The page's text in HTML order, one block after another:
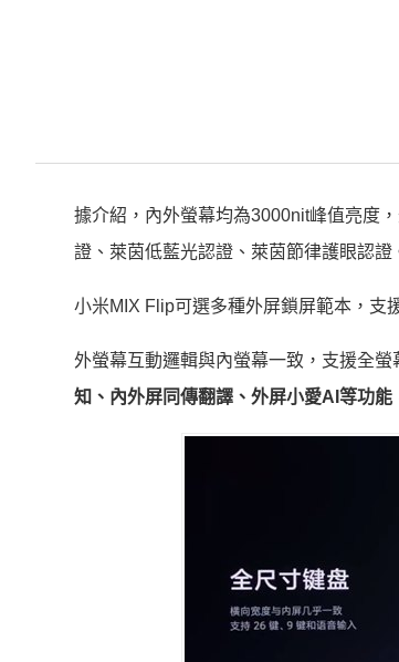
據介紹，內外螢幕均為3000nit峰值亮度
證、萊茵低藍光認證、萊茵節律護眼認證
小米MIX Flip可選多種外屏鎖屏範本，支
外螢幕互動邏輯與內螢幕一致，支援全螢
知、內外屏同傳翻譯、外屏小愛AI等功能